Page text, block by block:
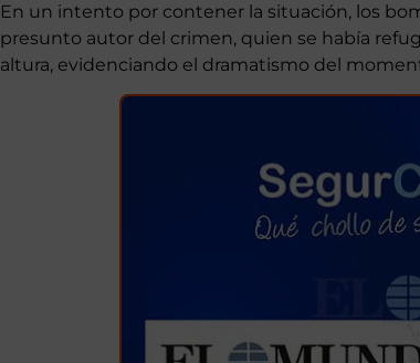
En un intento por contener la situación, los
presunto autor del crimen, quien se había
altura, evidenciando el dramatismo del